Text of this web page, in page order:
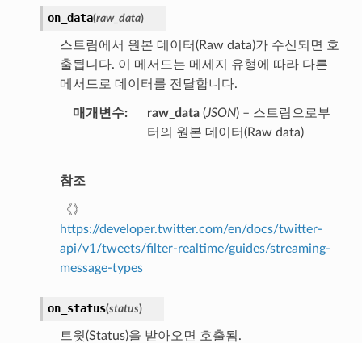
on_data(raw_data)
스트림에서 원본 데이터(Raw data)가 수신되면 호
출됩니다. 이 메서드는 메세지 유형에 따라 다른
메서드로 데이터를 전달합니다.
매개변수 raw_data(JSON) – 스트림으로부
터의 원본 데이터(Raw data)
참조
《》
https://developer.twitter.com/en/docs/twitter-
api/v1/tweets/filter-realtime/guides/streaming-
message-types
on_status(status)
트윗(Status)을 받아오면 호출됨.